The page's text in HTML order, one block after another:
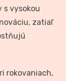
s vysokou
zatiaľ
rokovaniach,